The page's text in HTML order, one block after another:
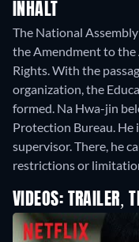
INHALT
The National
the Amendment to the
Rights. With the
organization, the
formed. Na Hwa-jin
Protection Bureau. He
supervisor. There, he
restrictions or
VIDEOS: TRAILER,